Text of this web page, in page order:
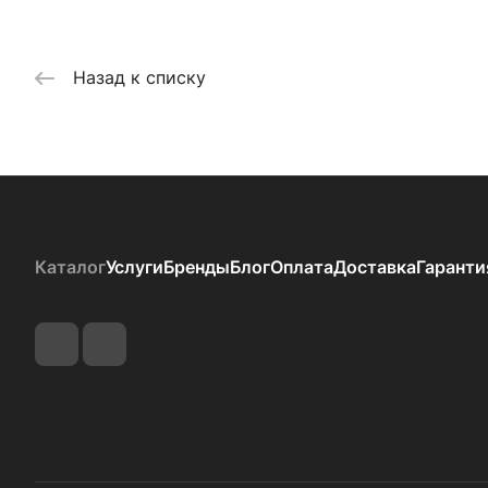
Назад к списку
КаталогУслугиБрендыБлогОплатаДоставка